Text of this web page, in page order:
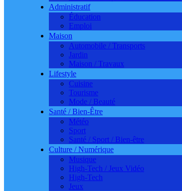
Administratif
Éducation
Emploi
Maison
Automobile / Transports
Jardin
Maison / Travaux
Lifestyle
Cuisine
Tourisme
Mode / Beauté
Santé / Bien-Être
Météo
Sport
Santé / Sport / Bien-être
Culture / Numérique
Musique
High-Tech / Jeux Vidéo
High-Tech
Jeux